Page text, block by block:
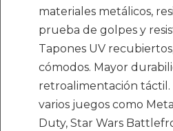
materiales metálicos,
prueba de golpes y
Tapones UV
cómodos. Mayor
retroalimentación
varios juegos como
Duty, Star Wars